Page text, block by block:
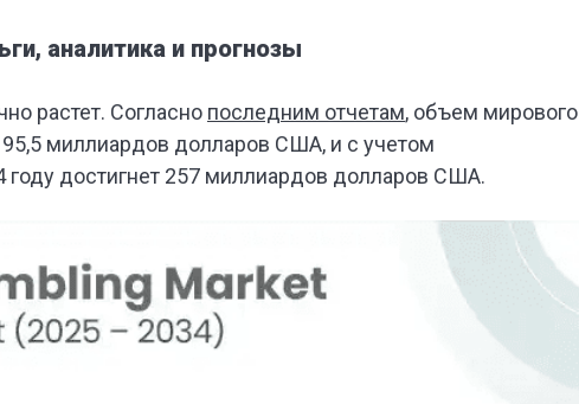
аналитика и прогнозы
растет. Согласно последним отчетам, объем мирового
миллиардов долларов США, и с учетом
году достигнет 257 миллиардов долларов США.